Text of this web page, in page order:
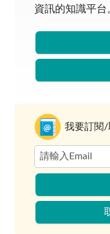
資訊的知識平台
我要訂閱/